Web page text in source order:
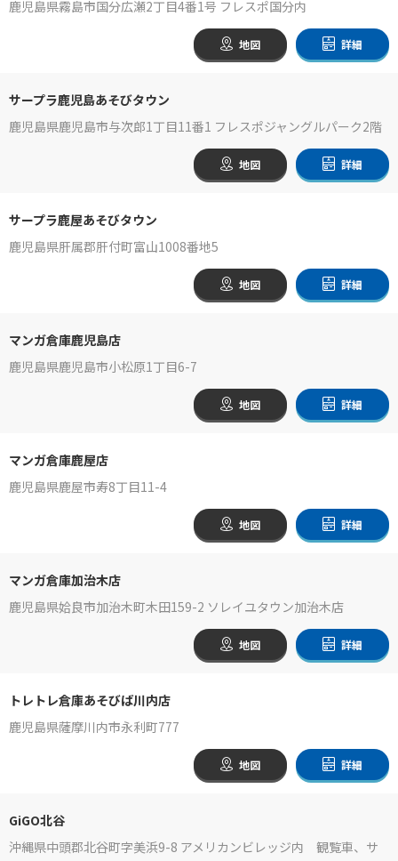
鹿児島県霧島市国分広瀬2丁目4番1号 フレスポ国分内
地図 詳細
サープラ鹿児島あそびタウン
鹿児島県鹿児島市与次郎1丁目11番1 フレスポジャングルパーク2階
地図 詳細
サープラ鹿屋あそびタウン
鹿児島県肝属郡肝付町富山1008番地5
地図 詳細
マンガ倉庫鹿児島店
鹿児島県鹿児島市小松原1丁目6-7
地図 詳細
マンガ倉庫鹿屋店
鹿児島県鹿屋市寿8丁目11-4
地図 詳細
マンガ倉庫加治木店
鹿児島県姶良市加治木町木田159-2 ソレイユタウン加治木店
地図 詳細
トレトレ倉庫あそびば川内店
鹿児島県薩摩川内市永利町777
地図 詳細
GiGO北谷
沖縄県中頭郡北谷町字美浜9-8 アメリカンビレッジ内 観覧車、サ